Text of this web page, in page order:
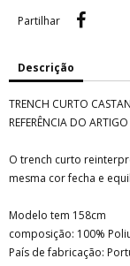
Partilhar
Descrição
TRENCH CURTO
REFERÊNCIA DO
O trench curto
mesma cor fecha e
Modelo tem 158cm
composição: 100%
País de fabricação: